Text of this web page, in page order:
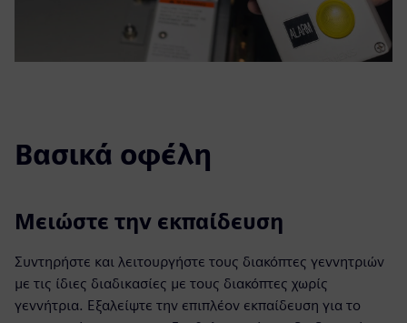
Βασικά οφέλη
Μειώστε την εκπαίδευση
Συντηρήστε και λειτουργήστε τους διακόπτες γεννητριών
με τις ίδιες διαδικασίες με τους διακόπτες χωρίς
γεννήτρια. Εξαλείψτε την επιπλέον εκπαίδευση για το